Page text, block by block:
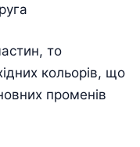
то
кольорів, що
променів